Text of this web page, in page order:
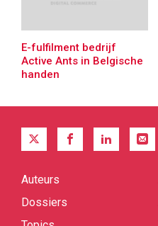
E-fulfilment bedrijf
Active Ants in Belgische
handen
Quick
Auteurs
Dossiers